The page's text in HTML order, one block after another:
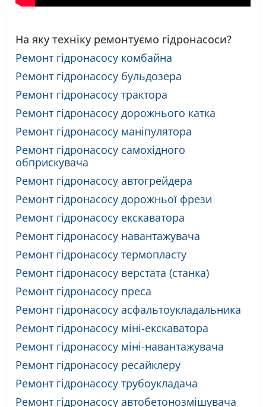
На яку техніку ремонтуємо гідронасоси?
Ремонт гідронасосу комбайна
Ремонт гідронасосу бульдозера
Ремонт гідронасосу трактора
Ремонт гідронасосу дорожнього катка
Ремонт гідронасосу маніпулятора
Ремонт гідронасосу самохідного
обприскувача
Ремонт гідронасосу автогрейдера
Ремонт гідронасосу дорожньої фрези
Ремонт гідронасосу екскаватора
Ремонт гідронасосу навантажувача
Ремонт гідронасосу термопласту
Ремонт гідронасосу верстата (станка)
Ремонт гідронасосу преса
Ремонт гідронасосу асфальтоукладальника
Ремонт гідронасосу міні-екскаватора
Ремонт гідронасосу міні-навантажувача
Ремонт гідронасосу ресайклеру
Ремонт гідронасосу трубоукладача
Ремонт гідронасосу автобетонозмішувача